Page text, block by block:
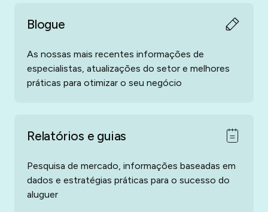
Blogue
As nossas mais recentes informações de
especialistas, atualizações do setor e melhores
práticas para otimizar o seu negócio
Relatórios e guias
Pesquisa de mercado, informações baseadas em
dados e estratégias práticas para o sucesso do
aluguer